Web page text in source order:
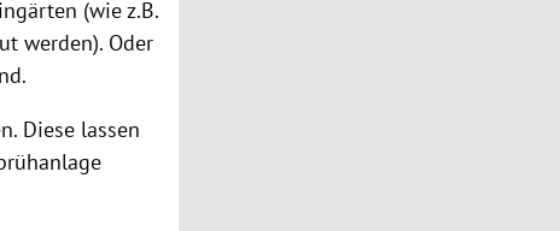
(wie z.B.
werden). Oder
Diese lassen